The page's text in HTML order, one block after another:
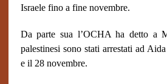
Israele fino a fine novembre.
Da parte sua l’OCHA ha detto a
palestinesi sono stati arrestati ad
e il 28 novembre.